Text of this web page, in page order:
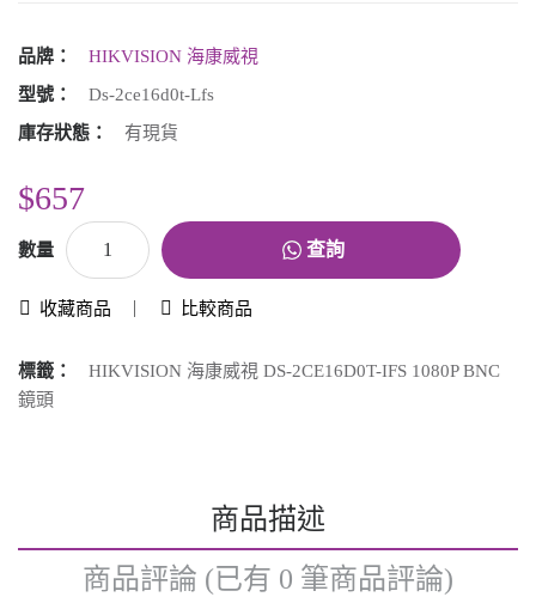
品牌：
HIKVISION 海康威視
型號：
Ds-2ce16d0t-Lfs
庫存狀態：
有現貨
$657
數量 查詢
收藏商品 比較商品
標籤：
HIKVISION 海康威視 DS-2CE16D0T-IFS 1080P BNC
鏡頭
商品描述
商品評論 (已有 0 筆商品評論)